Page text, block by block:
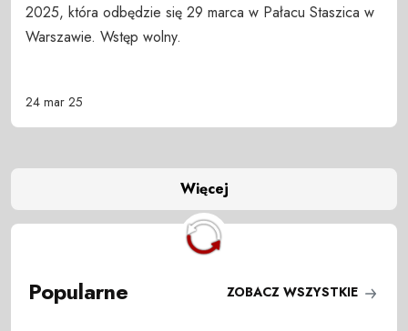
2025, która odbędzie się 29 marca w Pałacu Staszica w
Warszawie. Wstęp wolny.
24 mar 25
Więcej
Popularne ZOBACZ WSZYSTKIE